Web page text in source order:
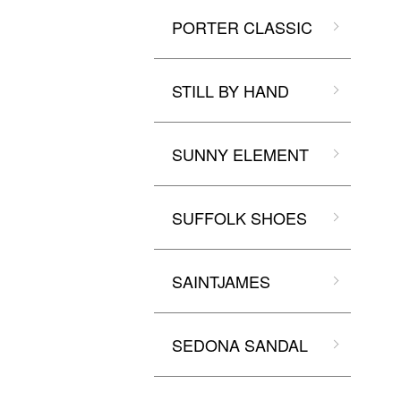
PORTER CLASSIC
STILL BY HAND
SUNNY ELEMENT
SUFFOLK SHOES
SAINTJAMES
SEDONA SANDAL